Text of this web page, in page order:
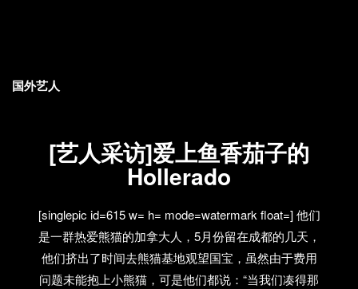
Hollerado就尝试了这种shots，一小杯下肚，贝司手
得是闷了！…
阿！好戏还在后头呢！ 12月3日，Hollerado从天津来
饭聊着天，另一位成员Seabass说青岛有一个聊斋为主
题的神话洞，非常怪异的感觉，应该让乐队去里面看
兴匆匆地打车去了那个神奇的地方，结果，可怜的
Hollerado到达后，那地方就已经成了这副样子： 原
来，具司机所述，一个月前还在的神话洞已经正被拆
[艺人采访]爱上鱼香茄子的
Hollerado
[singlepic id=615 w= h= mode=watermark float=] 他们
是一群热爱熊猫的加拿大人，5月份留在成都的几天，
他们挤出了时间去熊猫基地观望国宝，虽然由于费用
问题未能抱上小熊猫，可是他们都说：“当我们凑得那
国外艺人